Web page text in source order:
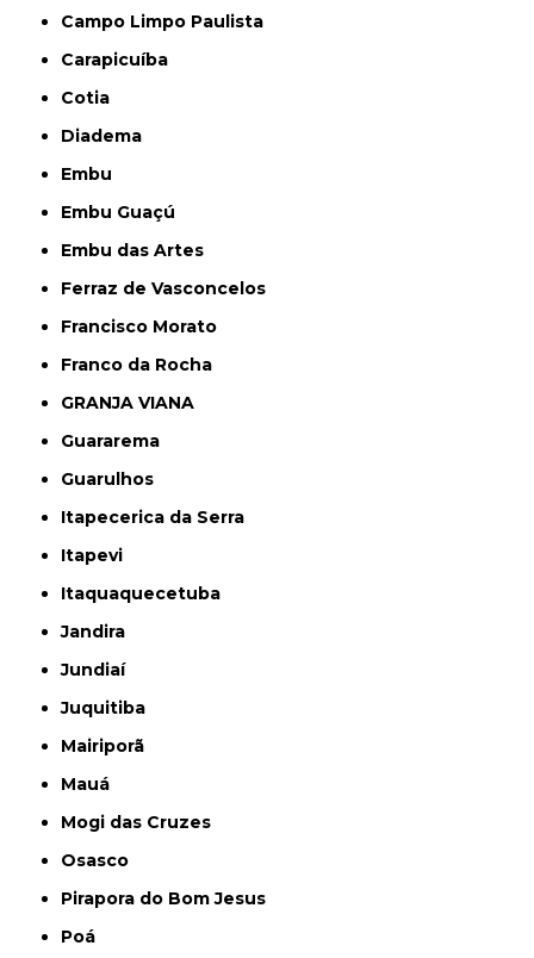
Campo Limpo Paulista
Carapicuíba
Cotia
Diadema
Embu
Embu Guaçú
Embu das Artes
Ferraz de Vasconcelos
Francisco Morato
Franco da Rocha
GRANJA VIANA
Guararema
Guarulhos
Itapecerica da Serra
Itapevi
Itaquaquecetuba
Jandira
Jundiaí
Juquitiba
Mairiporã
Mauá
Mogi das Cruzes
Osasco
Pirapora do Bom Jesus
Poá